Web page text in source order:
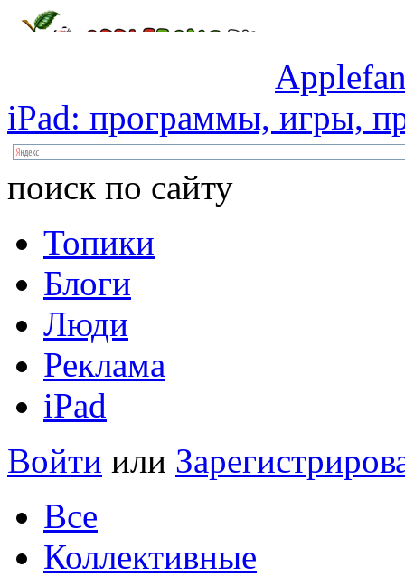
iPad: программы, игры,
поиск по сайту
Топики
Блоги
Люди
Реклама
iPad
Войти или
Все
Коллективные